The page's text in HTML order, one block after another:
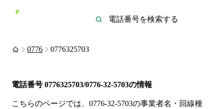
0776 0776325703
電話番号 0776325703/0776-32-5703の情報
こちらのページでは、 0776-32-5703の事業者名・回線種